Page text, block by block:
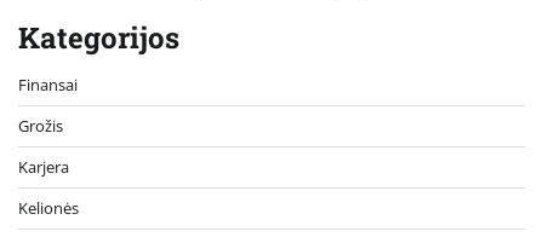
Kategorijos
Finansai
Grožis
Karjera
Kelionės